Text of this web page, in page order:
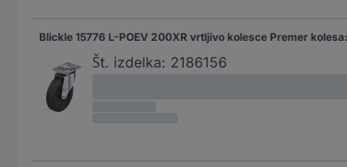
Št. izdelka: 2186156